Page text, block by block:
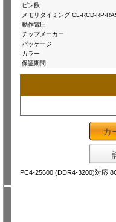
ピン数
メモリタイミング CL-RCD-RP-
動作電圧
チップメーカー
パッケージ
カラー
保証期間
カ
PC4-25600 (DDR4-3200)対応